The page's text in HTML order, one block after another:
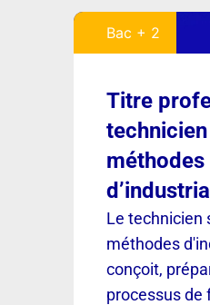
Bac + 2
Titre
méthodes
Le technicien
méthodes
conçoit,
processus de